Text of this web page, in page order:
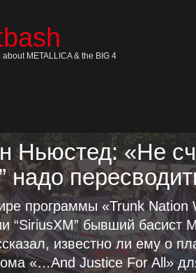
about METALLICA & the BIG 4
Ньюстед: «Не
надо
программы «Trunk Nation
“SiriusXM” бывший басист
известно ли ему о
«…And Justice For All»